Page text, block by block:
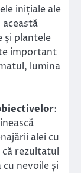
inițiale ale
și plantele
important
lumina
:
alei cu
rezultatul
nevoile și